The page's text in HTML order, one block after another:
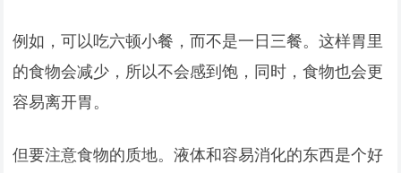
例如，可以吃六顿小餐，而不是一日三餐。这样胃里
的食物会减少，所以不会感到饱，同时，食物也会更
容易离开胃。
但要注意食物的质地。液体和容易消化的东西是个好